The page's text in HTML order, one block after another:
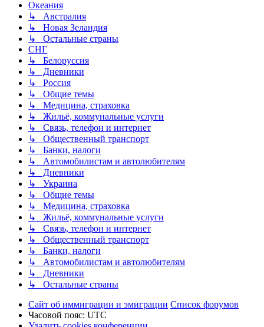
Океания
↳ Австралия
↳ Новая Зеландия
↳ Остальные страны
СНГ
↳ Белоруссия
↳ Дневники
↳ Россия
↳ Общие темы
↳ Медицина, страховка
↳ Жильё, коммунальные услуги
↳ Связь, телефон и интернет
↳ Общественный транспорт
↳ Банки, налоги
↳ Автомобилистам и автолюбителям
↳ Дневники
↳ Украина
↳ Общие темы
↳ Медицина, страховка
↳ Жильё, коммунальные услуги
↳ Связь, телефон и интернет
↳ Общественный транспорт
↳ Банки, налоги
↳ Автомобилистам и автолюбителям
↳ Дневники
↳ Остальные страны
Сайт об иммиграции и эмиграции Список форумов
Часовой пояс: UTC